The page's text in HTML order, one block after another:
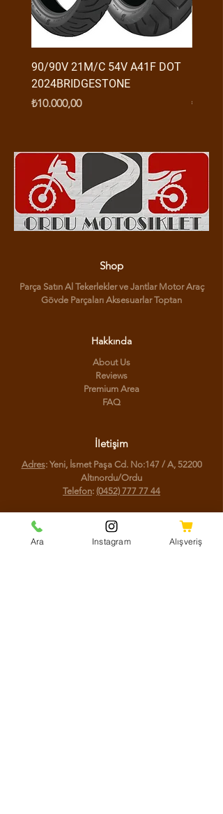
90/90V 21M/C 54V A41F DOT
2024BRIDGESTONE
Fiyat
₺10.000,00
Fiyat
₺950,00
Shop
Parça Satın Al Tekerlekler ve Jantlar Motor Araç
Gövde Parçaları Aksesuarlar Toptan
Hakkında
About Us
Reviews
Premium Area
FAQ
İletişim
Adres: Yeni, İsmet Paşa Cd. No:147 / A, 52200
Altınordu/Ordu
Telefon: (0452) 777 77 44
Sosyal Medya
Ara Instagram Alışveriş